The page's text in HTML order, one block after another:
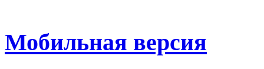
Мобильная версия